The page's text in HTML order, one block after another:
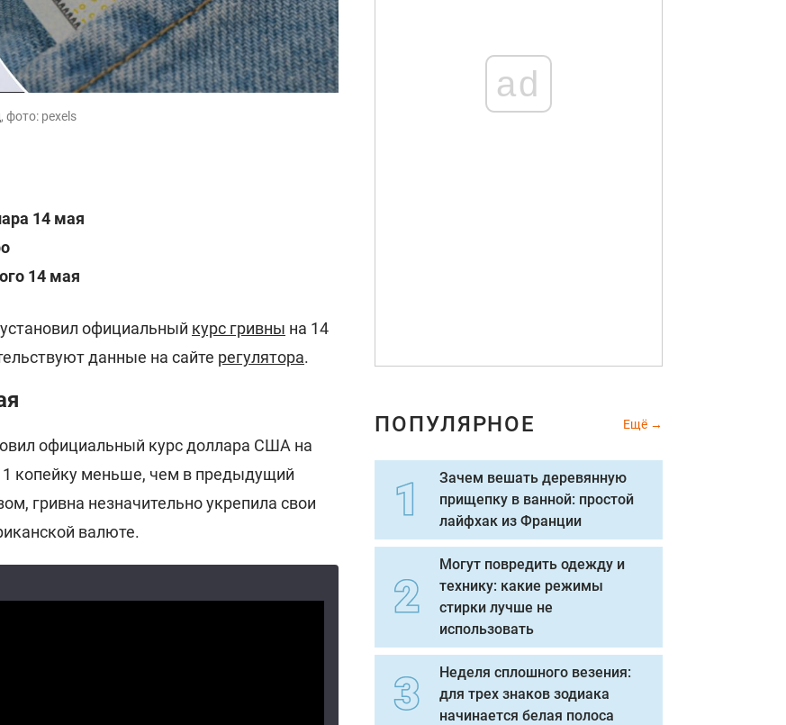
фото: pexels
14 мая
14 мая
официальный курс гривны на 14
данные на сайте регулятора.
официальный курс доллара США на
1 копейку меньше, чем в предыдущий
гривна незначительно укрепила свои
валюте.
ad
ПОПУЛЯРНОЕ Ещё
Зачем вешать деревянную
прищепку в ванной: простой
лайфхак из Франции
Могут повредить одежду и
технику: какие режимы
стирки лучше не
использовать
Неделя сплошного везения:
для трех знаков зодиака
начинается белая полоса